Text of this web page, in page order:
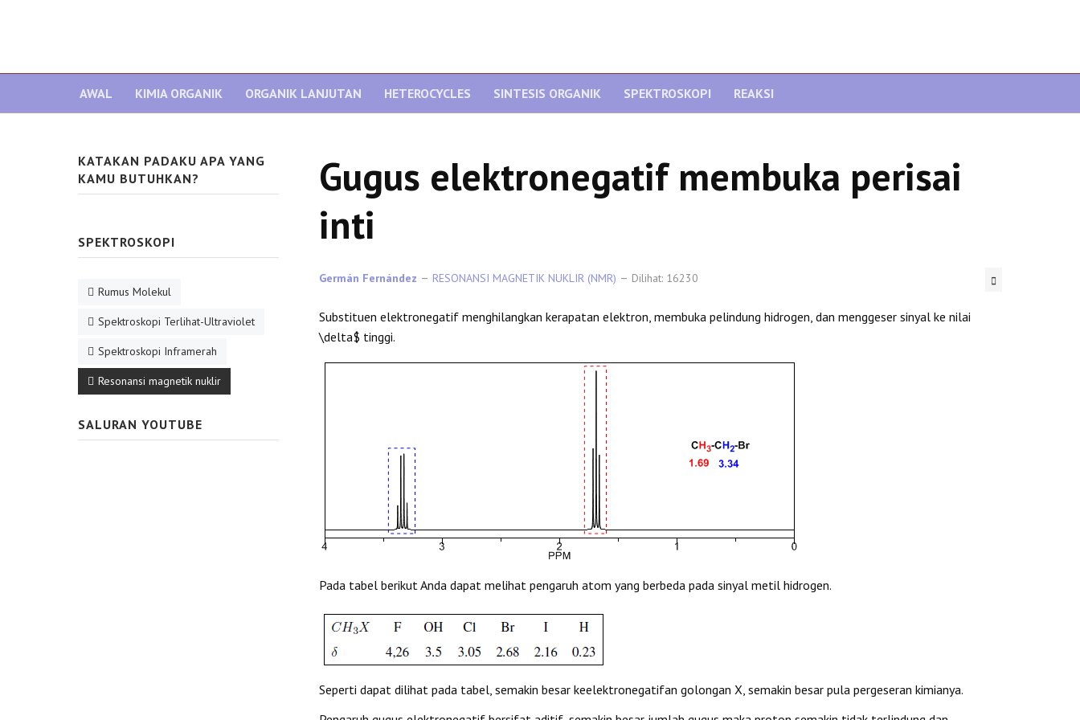
AWAL KIMIA ORGANIK ORGANIK LANJUTAN HETEROCYCLES SINTESIS ORGANIK SPEKTROSKOPI REAKSI
Gugus elektronegatif membuka perisai
inti
Germán Fernández RESONANSI MAGNETIK NUKLIR (NMR) Dilihat: 16230
Substituen elektronegatif menghilangkan kerapatan elektron, membuka pelindung hidrogen, dan menggeser sinyal ke nilai
\delta$ tinggi.
Pada tabel berikut Anda dapat melihat pengaruh atom yang berbeda pada sinyal metil hidrogen.
Seperti dapat dilihat pada tabel, semakin besar keelektronegatifan golongan X, semakin besar pula pergeseran kimianya.
KATAKAN PADAKU APA YANG
KAMU BUTUHKAN?
SPEKTROSKOPI
Rumus Molekul
Spektroskopi Terlihat-Ultraviolet
Spektroskopi Inframerah
Resonansi magnetik nuklir
SALURAN YOUTUBE